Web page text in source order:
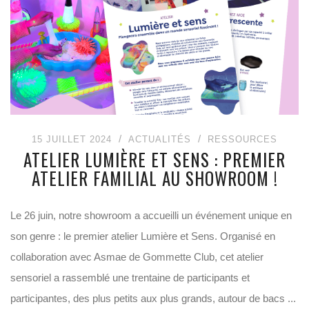
15 JUILLET 2024 ACTUALITÉS RESSOURCES
ATELIER LUMIÈRE ET SENS : PREMIER
ATELIER FAMILIAL AU SHOWROOM !
Le 26 juin, notre showroom a accueilli un événement unique en
son genre : le premier atelier Lumière et Sens. Organisé en
collaboration avec Asmae de Gommette Club, cet atelier
sensoriel a rassemblé une trentaine de participants et
participantes, des plus petits aux plus grands, autour de bacs ...